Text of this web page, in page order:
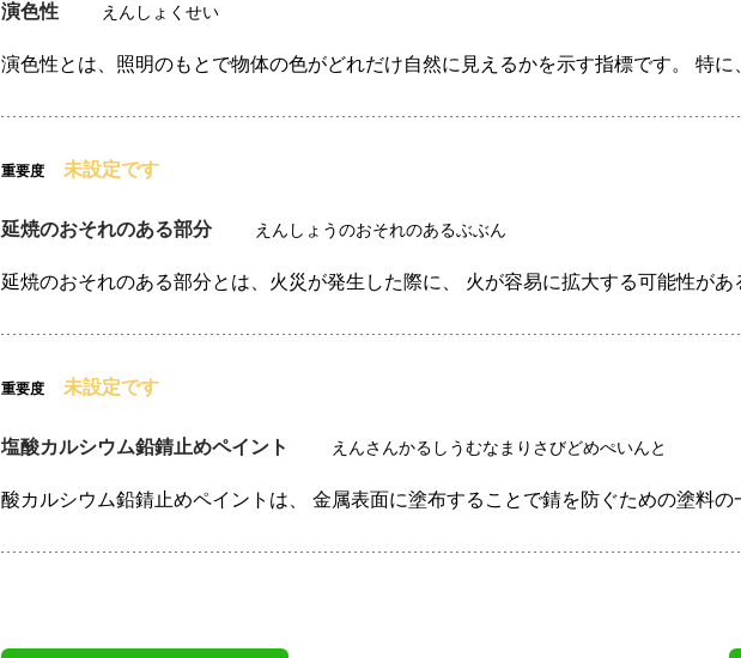
演色性 えんしょくせい
重要度 未設定です
延焼のおそれのある部分 えんしょうのおそれのあるぶぶん
重要度 未設定です
塩酸カルシウム鉛錆止めペイント えんさんかるしうむなまりさびどめぺいんと